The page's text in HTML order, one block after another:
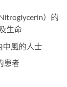
）的
生命
中風的人士
患者